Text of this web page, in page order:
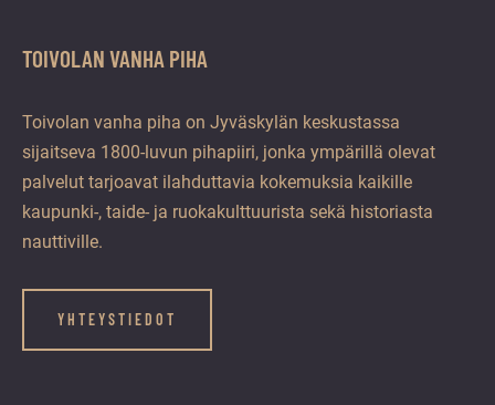
TOIVOLAN VANHA PIHA
Toivolan vanha piha on Jyväskylän keskustassa
sijaitseva 1800-luvun pihapiiri, jonka ympärillä olevat
palvelut tarjoavat ilahduttavia kokemuksia kaikille
kaupunki-, taide- ja ruokakulttuurista sekä historiasta
nauttiville.
YHTEYSTIEDOT